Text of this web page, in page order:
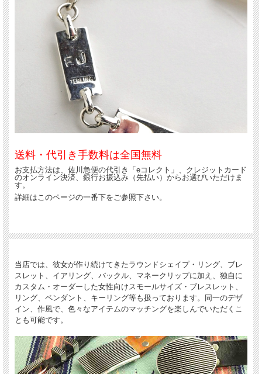
送料・代引き手数料は全国無料
お支払方法は、佐川急便の代引き「eコレクト」、クレジットカード
のオンライン決済、銀行お振込み（先払い）からお選びいただけま
す。
詳細はこのページの一番下をご参照下さい。
当店では、彼女が作り続けてきたラウンドシェイプ・リング、ブレ
スレット、イアリング、バックル、マネークリップに加え、独自に
カスタム・オーダーした女性向けスモールサイズ・ブレスレット、
リング、ペンダント、キーリング等も扱っております。同一のデザ
イン、作風で、色々なアイテムのマッチングを楽しんでいただくこ
とも可能です。